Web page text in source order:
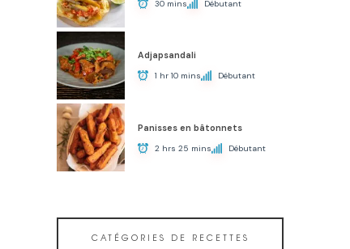
30 mins Débutant
Adjapsandali
1 hr 10 mins Débutant
Panisses en bâtonnets
2 hrs 25 mins Débutant
CATÉGORIES DE RECETTES